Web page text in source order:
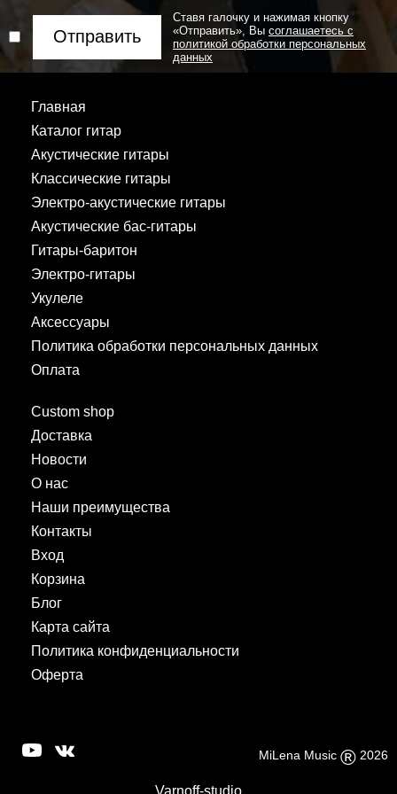
Отправить
Ставя галочку и нажимая кнопку
«Отправить», Вы соглашаетесь с
политикой обработки персональных
данных
Главная
Каталог гитар
Акустические гитары
Классические гитары
Электро-акустические гитары
Акустические бас-гитары
Гитары-баритон
Электро-гитары
Укулеле
Аксессуары
Политика обработки персональных данных
Оплата
Custom shop
Доставка
Новости
О нас
Наши преимущества
Контакты
Вход
Корзина
Блог
Карта сайта
Политика конфиденциальности
Оферта
MiLena Music ® 2026
Varnoff-studio